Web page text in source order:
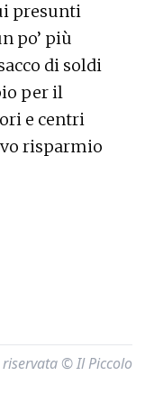
presunti
po’ più
di soldi
per il
e centri
risparmio
© Il Piccolo